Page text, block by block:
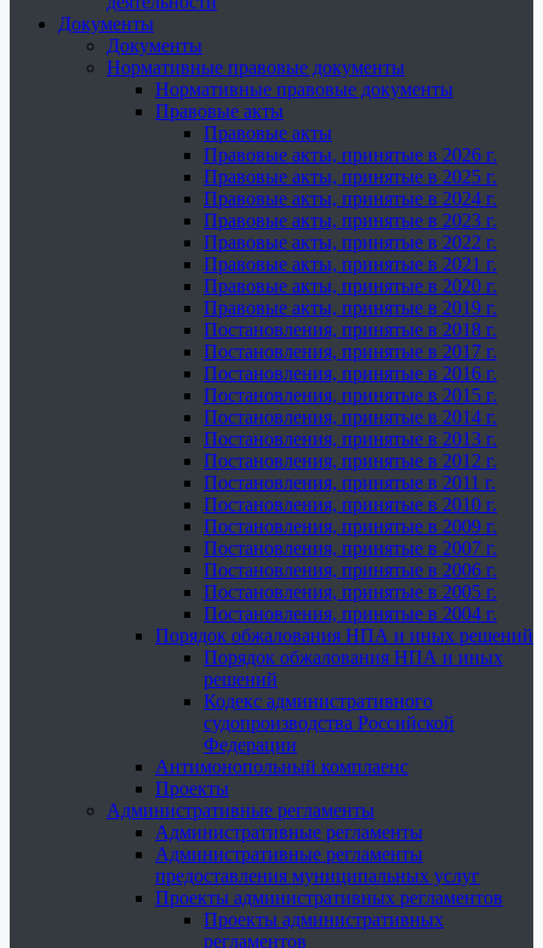
Документы
Документы
Нормативные правовые документы
Нормативные правовые документы
Правовые акты
Правовые акты
Правовые акты, принятые в 2026 г.
Правовые акты, принятые в 2025 г.
Правовые акты, принятые в 2024 г.
Правовые акты, принятые в 2023 г.
Правовые акты, принятые в 2022 г.
Правовые акты, принятые в 2021 г.
Правовые акты, принятые в 2020 г.
Правовые акты, принятые в 2019 г.
Постановления, принятые в 2018 г.
Постановления, принятые в 2017 г.
Постановления, принятые в 2016 г.
Постановления, принятые в 2015 г.
Постановления, принятые в 2014 г.
Постановления, принятые в 2013 г.
Постановления, принятые в 2012 г.
Постановления, принятые в 2011 г.
Постановления, принятые в 2010 г.
Постановления, принятые в 2009 г.
Постановления, принятые в 2007 г.
Постановления, принятые в 2006 г.
Постановления, принятые в 2005 г.
Постановления, принятые в 2004 г.
Порядок обжалования НПА и иных решений
Порядок обжалования НПА и иных
решений
Кодекс административного
судопроизводства Российской
Федерации
Антимонопольный комплаенс
Проекты
Административные регламенты
Административные регламенты
Административные регламенты
предоставления муниципальных услуг
Проекты административных регламентов
Проекты административных
регламентов